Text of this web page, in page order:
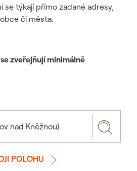
se týkají přímo zadané adresy,
či města.
zveřejňují minimálně
POLOHU